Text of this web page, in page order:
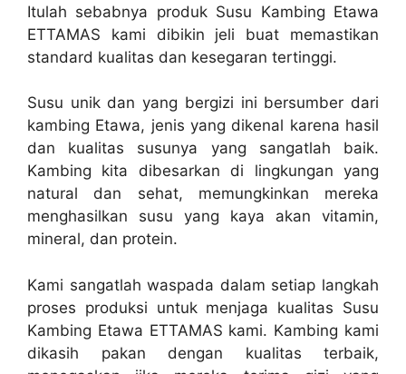
Itulah sebabnya produk Susu Kambing Etawa
ETTAMAS kami dibikin jeli buat memastikan
standard kualitas dan kesegaran tertinggi.
Susu unik dan yang bergizi ini bersumber dari
kambing Etawa, jenis yang dikenal karena hasil
dan kualitas susunya yang sangatlah baik.
Kambing kita dibesarkan di lingkungan yang
natural dan sehat, memungkinkan mereka
menghasilkan susu yang kaya akan vitamin,
mineral, dan protein.
Kami sangatlah waspada dalam setiap langkah
proses produksi untuk menjaga kualitas Susu
Kambing Etawa ETTAMAS kami. Kambing kami
dikasih pakan dengan kualitas terbaik,